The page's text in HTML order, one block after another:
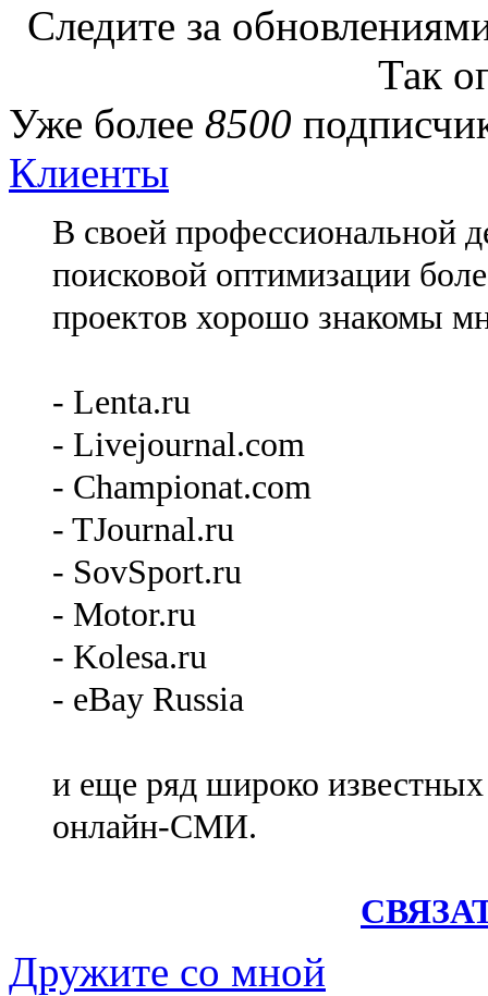
Следите за
Так
Уже более 8500
Клиенты
В своей профессиональной
поисковой оптимизации
проектов хорошо знакомы
- Lenta.ru
- Livejournal.com
- Championat.com
- TJournal.ru
- SovSport.ru
- Motor.ru
- Kolesa.ru
- eBay Russia
и еще ряд широко
онлайн-СМИ.
Дружите со мной